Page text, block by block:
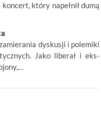
który napełnił dumą
dyskusji i polemiki
Jako liberał i eks-